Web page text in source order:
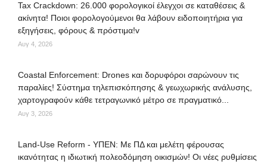
Tax Crackdown: 26.000 φορολογικοί έλεγχοι σε καταθέσεις &
ακίνητα! Ποιοι φορολογούμενοι θα λάβουν ειδοποιητήρια για
εξηγήσεις, φόρους & πρόστιμα!v
Αυγ 4, 2026
Coastal Enforcement: Drones και δορυφόροι σαρώνουν τις
παραλίες! Σύστημα τηλεπισκόπησης & γεωχωρικής ανάλυσης,
χαρτογραφούν κάθε τετραγωνικό μέτρο σε πραγματικό...
Αυγ 3, 2026
Land-Use Reform - ΥΠΕΝ: Με ΠΔ και μελέτη φέρουσας
ικανότητας η ιδιωτική πολεοδόμηση οικισμών! Οι νέες ρυθμίσεις